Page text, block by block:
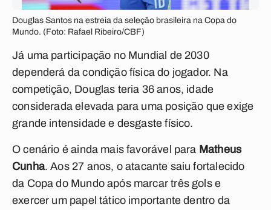
Douglas Santos na estreia da seleção brasileira na Copa do
Mundo. (Foto: Rafael Ribeiro/CBF)
Já uma participação no Mundial de 2030
dependerá da condição física do jogador. Na
competição, Douglas teria 36 anos, idade
considerada elevada para uma posição que exige
grande intensidade e desgaste físico.
O cenário é ainda mais favorável para Matheus
Cunha. Aos 27 anos, o atacante saiu fortalecido
da Copa do Mundo após marcar três gols e
exercer um papel tático importante dentro da